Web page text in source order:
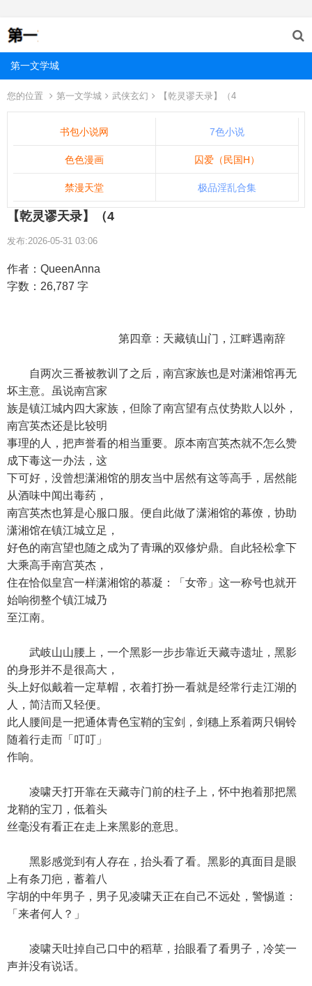
第一文学城
您的位置 第一文学城 武侠玄幻 【乾灵谬天录】（4
书包小说网 7色小说
色色漫画 囚爱（民国H）
禁漫天堂 极品淫乱合集
【乾灵谬天录】（4
发布:2026-05-31 03:06
作者：QueenAnna
字数：26,787 字
第四章：天藏镇山门，江畔遇南辞
自两次三番被教训了之后，南宫家族也是对潇湘馆再无
坏主意。虽说南宫家
族是镇江城内四大家族，但除了南宫望有点仗势欺人以外，
南宫英杰还是比较明
事理的人，把声誉看的相当重要。原本南宫英杰就不怎么赞
成下毒这一办法，这
下可好，没曾想潇湘馆的朋友当中居然有这等高手，居然能
从酒味中闻出毒药，
南宫英杰也算是心服口服。便自此做了潇湘馆的幕僚，协助
潇湘馆在镇江城立足，
好色的南宫望也随之成为了青珮的双修炉鼎。自此轻松拿下
大乘高手南宫英杰，
住在恰似皇宫一样潇湘馆的慕凝：「女帝」这一称号也就开
始响彻整个镇江城乃
至江南。
武岐山山腰上，一个黑影一步步靠近天藏寺遗址，黑影
的身形并不是很高大，
头上好似戴着一定草帽，衣着打扮一看就是经常行走江湖的
人，简洁而又轻便。
此人腰间是一把通体青色宝鞘的宝剑，剑穗上系着两只铜铃
随着行走而「叮叮」
作响。
凌啸天打开靠在天藏寺门前的柱子上，怀中抱着那把黑
龙鞘的宝刀，低着头
丝毫没有看正在走上来黑影的意思。
黑影感觉到有人存在，抬头看了看。黑影的真面目是眼
上有条刀疤，蓄着八
字胡的中年男子，男子见凌啸天正在自己不远处，警惕道：
「来者何人？」
凌啸天吐掉自己口中的稻草，抬眼看了看男子，冷笑一
声并没有说话。